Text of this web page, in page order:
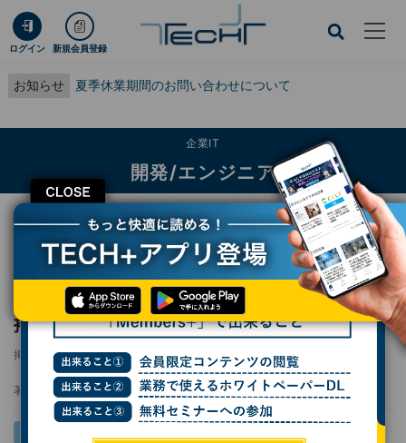
ログイン 新規会員登録
お知らせ 夏季休業期間のお問い合わせについて
CLOSE
企業IT
開発/エンジニア
TECH+ 企業IT
開発/エンジニア
Windows 11、CLIエディター「Edit」を標準搭載へ
Windows 11、CLIエディター「Edit」を標準
搭載へ
掲載日 2025/06/05 17:17 更新日 2025/06/10 12:14
著者： 杉山貴章